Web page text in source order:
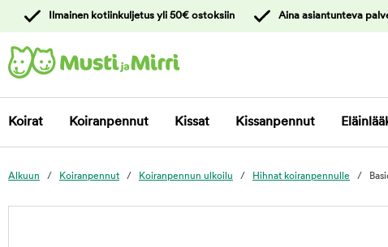
asiakaspalveluun
Ilmainen kotiinkuljetus yli 50€ ostoksiin Aina asiantunteva
Koirat Koiranpennut Kissat Kissanpennut
Alkuun Koiranpennut Koiranpennun ulkoilu Hihnat koiranpennulle